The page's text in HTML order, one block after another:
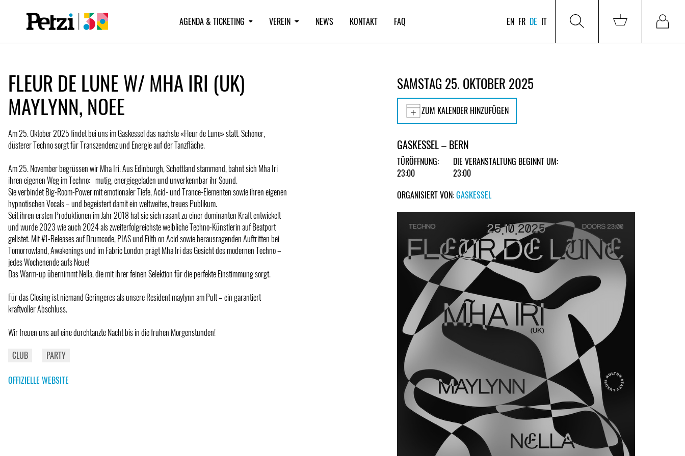
AGENDA & TICKETING VEREIN NEWS KONTAKT FAQ EN FR DE IT
FLEUR DE LUNE W/ MHA IRI (UK)
MAYLYNN, NOEE
Am 25. Oktober 2025 findet bei uns im Gaskessel das nächste «Fleur de Lune» statt. Schöner,
düsterer Techno sorgt für Transzendenz und Energie auf der Tanzfläche.
Am 25. November begrüssen wir Mha Iri. Aus Edinburgh, Schottland stammend, bahnt sich Mha Iri
ihren eigenen Weg im Techno: mutig, energiegeladen und unverkennbar ihr Sound.
Sie verbindet Big-Room-Power mit emotionaler Tiefe, Acid- und Trance-Elementen sowie ihren eigenen
hypnotischen Vocals – und begeistert damit ein weltweites, treues Publikum.
Seit ihren ersten Produktionen im Jahr 2018 hat sie sich rasant zu einer dominanten Kraft entwickelt
und wurde 2023 wie auch 2024 als zweiterfolgreichste weibliche Techno-Künstlerin auf Beatport
gelistet. Mit #1-Releases auf Drumcode, PIAS und Filth on Acid sowie herausragenden Auftritten bei
Tomorrowland, Awakenings und im Fabric London prägt Mha Iri das Gesicht des modernen Techno –
jedes Wochenende aufs Neue!
Das Warm-up übernimmt Nella, die mit ihrer feinen Selektion für die perfekte Einstimmung sorgt.
Für das Closing ist niemand Geringeres als unsere Resident maylynn am Pult – ein garantiert
kraftvoller Abschluss.
Wir freuen uns auf eine durchtanzte Nacht bis in die frühen Morgenstunden!
CLUB
PARTY
OFFIZIELLE WEBSITE
SAMSTAG 25. OKTOBER 2025
ZUM KALENDER HINZUFÜGEN
GASKESSEL – BERN
TÜRÖFFNUNG:
23:00
DIE VERANSTALTUNG BEGINNT UM:
23:00
ORGANISIERT VON:GASKESSEL